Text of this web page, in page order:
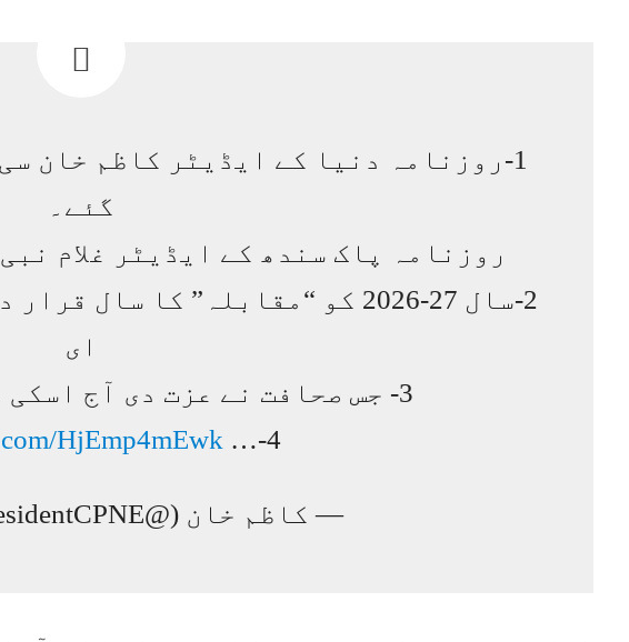
1-روزنامہ دنیا کے ایڈیٹر کاظم خان
گئے۔
روزنامہ پاک سندھ کے ایڈیٹر غلام
2-سال 27-2026 کو “مقابلہ” کا
ای
3- جس صحافت نے عزت دی آج اسکی عزت میں۔ کاظم خان
4-…
HjEmp4mEwk
— کاظم خان (@presidentCPNE)